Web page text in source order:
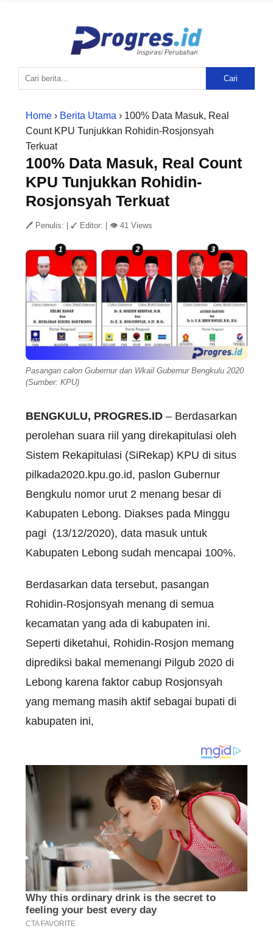
Cari
Home › Berita Utama › 100% Data Masuk, Real
Count KPU Tunjukkan Rohidin-Rosjonsyah
Terkuat
100% Data Masuk, Real Count
KPU Tunjukkan Rohidin-
Rosjonsyah Terkuat
🖊 Penulis: ✓ Editor: 👁 41 Views
Pasangan calon Gubernur dan Wkail Gubernur Bengkulu 2020
(Sumber: KPU)
BENGKULU, PROGRES.ID – Berdasarkan
perolehan suara riil yang direkapitulasi oleh
Sistem Rekapitulasi (SiRekap) KPU di situs
pilkada2020.kpu.go.id, paslon Gubernur
Bengkulu nomor urut 2 menang besar di
Kabupaten Lebong. Diakses pada Minggu
pagi (13/12/2020), data masuk untuk
Kabupaten Lebong sudah mencapai 100%.
Berdasarkan data tersebut, pasangan
Rohidin-Rosjonsyah menang di semua
kecamatan yang ada di kabupaten ini.
Seperti diketahui, Rohidin-Rosjon memang
diprediksi bakal memenangi Pilgub 2020 di
Lebong karena faktor cabup Rosjonsyah
yang memang masih aktif sebagai bupati di
kabupaten ini,